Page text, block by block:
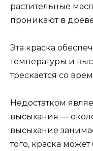
растительные
проникают в
Эта краска
температуры и
трескается со
Недостатком
высыхания —
высыхание
того, краска